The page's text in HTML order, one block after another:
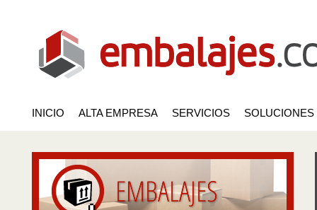
INICIO ALTA EMPRESA SERVICIOS SOLUCIONES